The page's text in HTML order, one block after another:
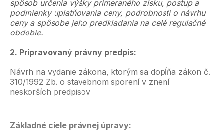
spôsob určenia výšky primeraného zisku, postup a
podmienky uplatňovania ceny, podrobnosti o návrhu
ceny a spôsobe jeho predkladania na celé regulačné
obdobie.
2. Pripravovaný právny predpis:
Návrh na vydanie zákona, ktorým sa dopĺňa zákon č.
310/1992 Zb. o stavebnom sporení v znení
neskorších predpisov
Základné ciele právnej úpravy: